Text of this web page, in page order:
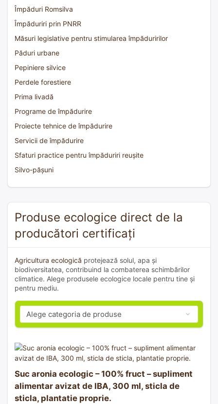
Împăduri Romsilva
Împăduriri prin PNRR
Măsuri legislative pentru stimularea împăduririlor
Păduri urbane
Pepiniere silvice
Perdele forestiere
Prima livadă
Programe de împădurire
Proiecte tehnice de împădurire
Servicii de împădurire
Sfaturi practice pentru împăduriri reușite
Silvo-pășuni
Produse ecologice direct de la
producători certificați
Agricultura ecologică protejează solul, apa și
biodiversitatea, contribuind la combaterea schimbărilor
climatice. Alege produsele ecologice locale pentru tine și
pentru mediu.
Suc aronia ecologic – 100% fruct – supliment
alimentar avizat de IBA, 300 ml, sticla de
sticla, plantatie proprie.